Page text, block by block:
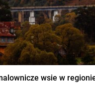
wsie w